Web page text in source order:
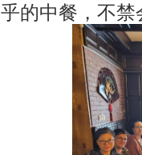
乎的中餐，不